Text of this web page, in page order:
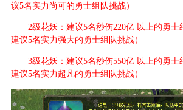
议5名实力尚可的勇士组队挑战）
2级花妖：建议5名秒伤220亿 以上的勇士
建议5名实力强大的勇士组队挑战）
3级花妖：建议5名秒伤550亿 以上的勇士
建议5名实力超凡的勇士组队挑战）